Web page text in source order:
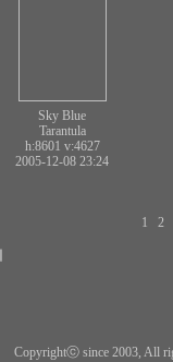
Sky Blue
Tarantula
h:8601 v:4627
2005-12-08 23:24
1 2
Copyrightⓒ since 2003, All